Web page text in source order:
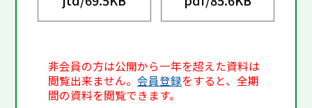
非会員の方は公開から一年を超えた資料は
閲覧出来ません。会員登録をすると、全期
間の資料を閲覧できます。